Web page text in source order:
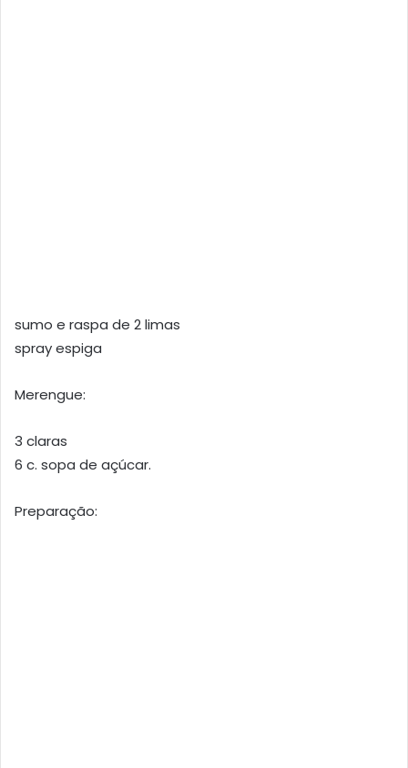
sumo e raspa de 2 limas
spray espiga
Merengue:
3 claras
6 c. sopa de açúcar.
Preparação: